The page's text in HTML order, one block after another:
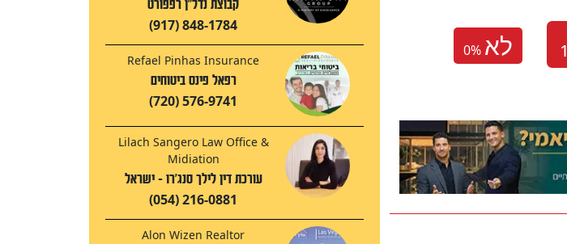
קבוצת נדל"ן רפפורט
(917) 848-1784
Refael Pinhas Insurance
רפאל פינס ביטוחים
(720) 576-9741
Lilach Sangero Law Office &
Midiation
עורכת דין לילך סנג'רו - ישראל
(054) 216-0881
Alon Wizen Realtor
0% לא